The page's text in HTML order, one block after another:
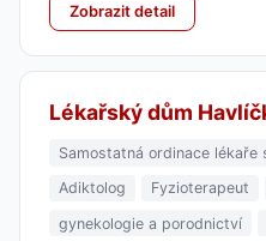
Zobrazit detail
Lékařský dům
Samostatná ordinace lékaře
Adiktolog
Fyzioterapeut
gynekologie a porodnictví